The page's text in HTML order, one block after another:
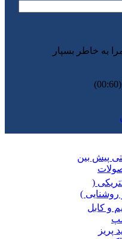
به خاطر بسپار
(00:
60
)
پیش بین
(
)
و کابل
پریز